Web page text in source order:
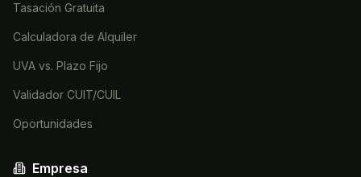
Tasación Gratuita
Calculadora de Alquiler
UVA vs. Plazo Fijo
Validador CUIT/CUIL
Oportunidades
Empresa